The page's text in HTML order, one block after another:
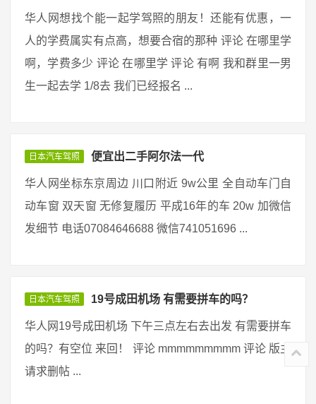
华人网想找个能一起学驾照的朋友！还能有优惠，一
人的学费属实有点高，想要合宿的那种 评论 在哪里学
啊，学费多少 评论 在哪里学 评论 有啊 我和群里一男
生一起去学 1/8去 我们已经报名 ...
日本汽车驾照 便宜出二手阿尔法一代
华人网坐标东京周边 川口附近 9w公里 全自动车门自
动车窗 双天窗 无修复履历 平成16年的车 20w 加微信
发细节 电话07084646688 微信741051696 ...
日本汽车驾照 19号成田机场 有需要拼车的吗？
华人网19号成田机场 下午三点左右去出发 有需要拼车
的吗？有空位 来回！ 评论 mmmmmmmmm 评论 版主
请求删帖 ...